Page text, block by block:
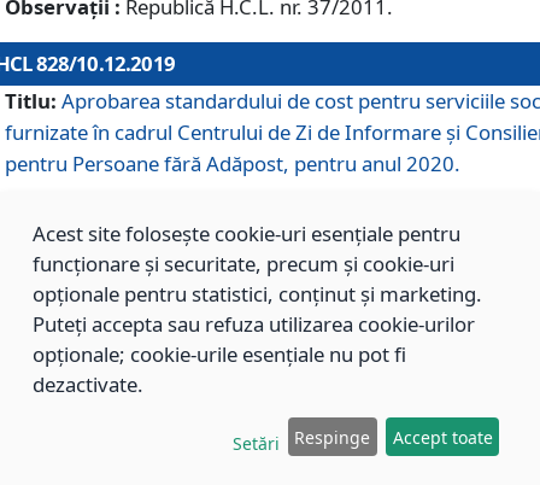
Observații : Republică H.C.L. nr. 37/2011.
828/10.12.2019
Titlu: Aprobarea standardului de cost pentru serviciile
furnizate în cadrul Centrului de Zi de Informare și
pentru Persoane fără Adăpost, pentru anul 2020.
827/10.12.2019
Aprobarea standardului de cost pentru serviciile
furnizate în cadrul Centrului Rezidențial pentru Persoane
Adăpost, pentru anul 2020.
Aprobarea standardului de cost pentru serviciile
Acest site folosește cookie-uri esențiale pentru
funcționare și securitate, precum și cookie-uri
opționale pentru statistici, conținut și marketing.
Puteți accepta sau refuza utilizarea cookie-urilor
opționale; cookie-urile esențiale nu pot fi
dezactivate.
Setări Respinge Accept toate